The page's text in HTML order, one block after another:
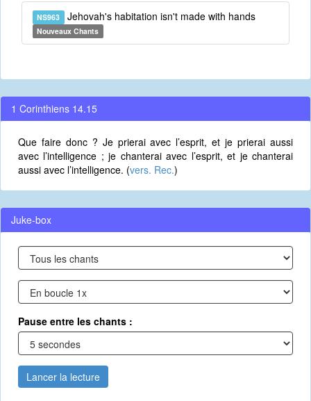
NS963 Jehovah's habitation isn't made with hands
Nouveaux Chants
1 Corinthiens 14.15
Que faire donc ? Je prierai avec l’esprit, et je prierai aussi
avec l’intelligence ; je chanterai avec l’esprit, et je chanterai
aussi avec l’intelligence. (vers. Rec.)
Juke-box
Pause entre les chants :
Lancer la lecture